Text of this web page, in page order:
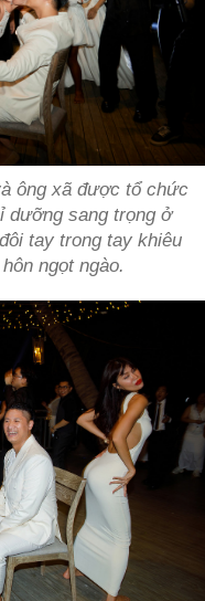
ông xã được tổ chức
dưỡng sang trọng ở
tay trong tay khiêu
ngọt ngào.